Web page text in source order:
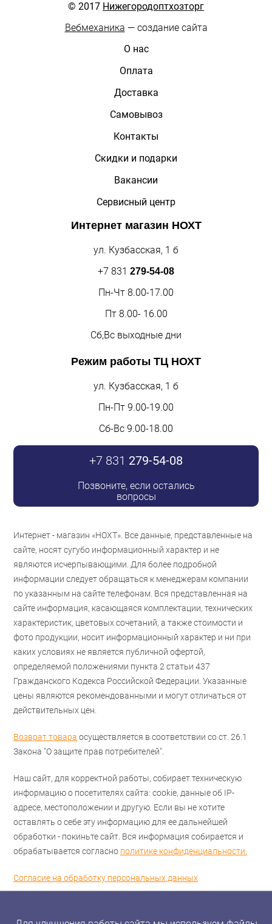
© 2017 Нижегородоптхозторг
Вебмеханика — создание сайта
О нас
Оплата
Доставка
Самовывоз
Контакты
Скидки и подарки
Вакансии
Сервисный центр
Интернет магазин НОХТ
ул. Кузбасская, 1 б
+7 831 279-54-08
Пн-Чт 8.00-17.00
Пт 8.00- 16.00
Сб,Вс выходные дни
Режим работы ТЦ НОХТ
ул. Кузбасская, 1 б
Пн-Пт 9.00-19.00
Сб-Вс 9.00-18.00
+7 831 279-54-08
Позвоните, если остались
вопросы
Интернет - магазин «НОХТ». Все данные, представленные на
сайте, носят сугубо информационный характер и не
являются исчерпывающими. Для более подробной
информации следует обращаться к менеджерам компании
по указанным на сайте телефонам. Вся представленная на
сайте информация, касающаяся комплектации, технических
характеристик, цветовых сочетаний, а также стоимости и
фото продукции, носит информационный характер и ни при
каких условиях не является публичной офертой,
определяемой положениями пункта 2 статьи 437
Гражданского Кодекса Российской Федерации. Указанные
цены являются рекомендованными и могут отличаться от
действительных цен.
Возврат товара осуществляется в соответствии со ст. 26.1
Закона "О защите прав потребителей".
Наш сайт, для корректной работы, собирает техническую
информацию о посетителях сайта: cookie, данные об IP-
адресе, местоположении и другую. Если вы не хотите
оставлять о себе эту информацию для ее дальнейшей
обработки - покиньте сайт. Вся информация собирается и
обрабатывается согласно политике конфиденциальности.
Согласие на обработку персональных данных